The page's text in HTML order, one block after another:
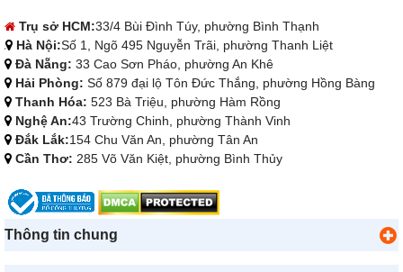
Trụ sở HCM:33/4 Bùi Đình Túy, phường Bình Thạnh
Hà Nội:Số 1, Ngõ 495 Nguyễn Trãi, phường Thanh Liệt
Đà Nẵng: 33 Cao Sơn Pháo, phường An Khê
Hải Phòng: Số 879 đại lộ Tôn Đức Thắng, phường Hồng Bàng
Thanh Hóa: 523 Bà Triệu, phường Hàm Rồng
Nghệ An:43 Trường Chinh, phường Thành Vinh
Đắk Lắk:154 Chu Văn An, phường Tân An
Cần Thơ: 285 Võ Văn Kiệt, phường Bình Thủy
Thông tin chung